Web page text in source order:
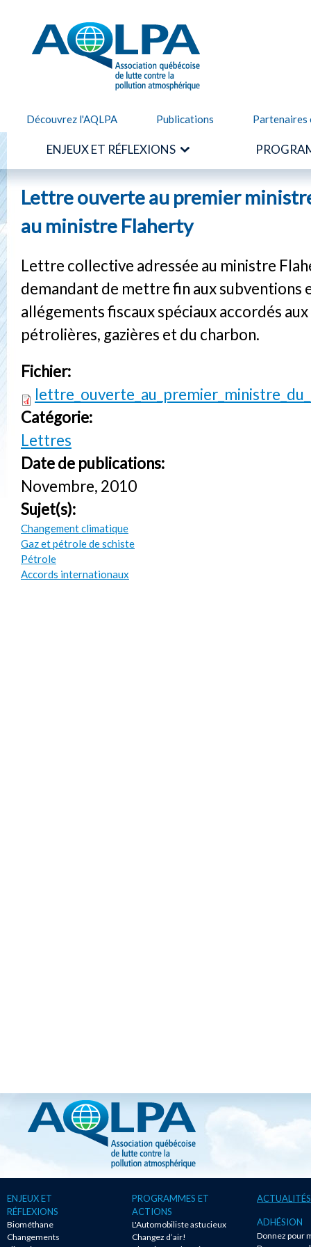
AQLPA
Découvrez l'AQLPA Publications Partenaires
ENJEUX ET RÉFLEXIONS
Lettre ouverte au premier
au ministre Flaherty
Lettre collective adressée au ministre
demandant de mettre fin aux subventions
allégements fiscaux spéciaux accordés
pétrolières, gazières et du charbon.
Fichier:
Catégorie:
Lettres
Date de publications:
Novembre, 2010
Sujet(s):
Changement climatique
Gaz et pétrole de schiste
Pétrole
Accords internationaux
ENJEUX ET
RÉFLEXIONS
Biométhane
Changements
PROGRAMMES ET
ACTIONS
L'Automobiliste astucieux
Changez d’air!
ACTUALITÉS
ADHÉSION
Donnez pour